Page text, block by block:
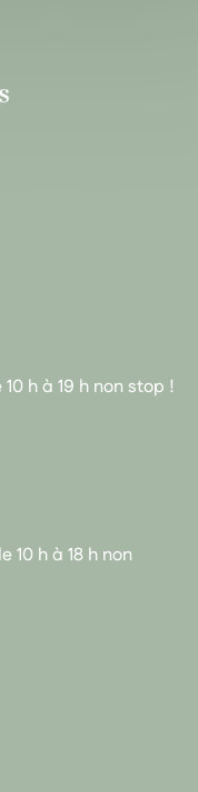
h à 19 h non stop !
h à 18 h non